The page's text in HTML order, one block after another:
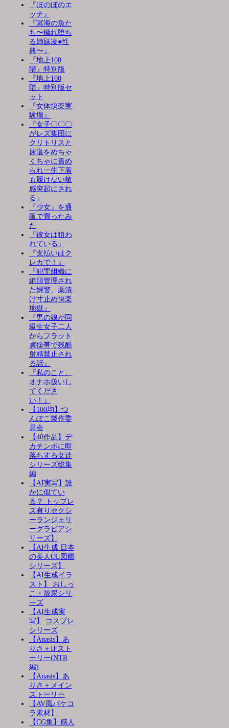
『ほのぼのエ
ッチ』
『冥海の魚た
ち〜穢れ堕ち
る姉妹凌●性
典〜』
『地上100
階』特別版
『地上100
階』特別版セ
ット
『女体快楽実
験場』
『女子〇〇〇
がレズ集団に
クリトリスと
尿道をめちゃ
くちゃに責め
られ一生下着
も履けない敏
感突起にされ
る』
『少女』を通
販で買ったみ
た
『彼女は狙わ
れている』
『支払いはク
レカで！』
『犯罪組織に
絶頂管理され
た婦警、薬漬
け寸止め快楽
地獄』
『男の娘が同
級生女子二人
からフラット
貞操帯で残酷
射精禁止され
る話』
『私のこと、
オナホ扱いし
てくださ
い！』
【100均】つ
んぽこ製作委
員会
【40作品】デ
カチンポに即
落ちする女達
シリーズ総集
編
【AI実写】誰
かに似てい
る？ トップレ
ス有りセクシ
ーランジェリ
ーグラビアシ
リーズ】
【AI生成 日本
の美人OL図鑑
シリーズ】
【AI生成イラ
スト】 おしっ
こ・放尿シリ
ーズ
【AI生成実
写】 コスプレ
シリーズ
【Anasis】あ
りさ＋IFスト
ーリー(NTR
編)
【Anasis】あ
りさ＋メイン
ストーリー
【AV風パケコ
ラ素材】
【CG集】感人